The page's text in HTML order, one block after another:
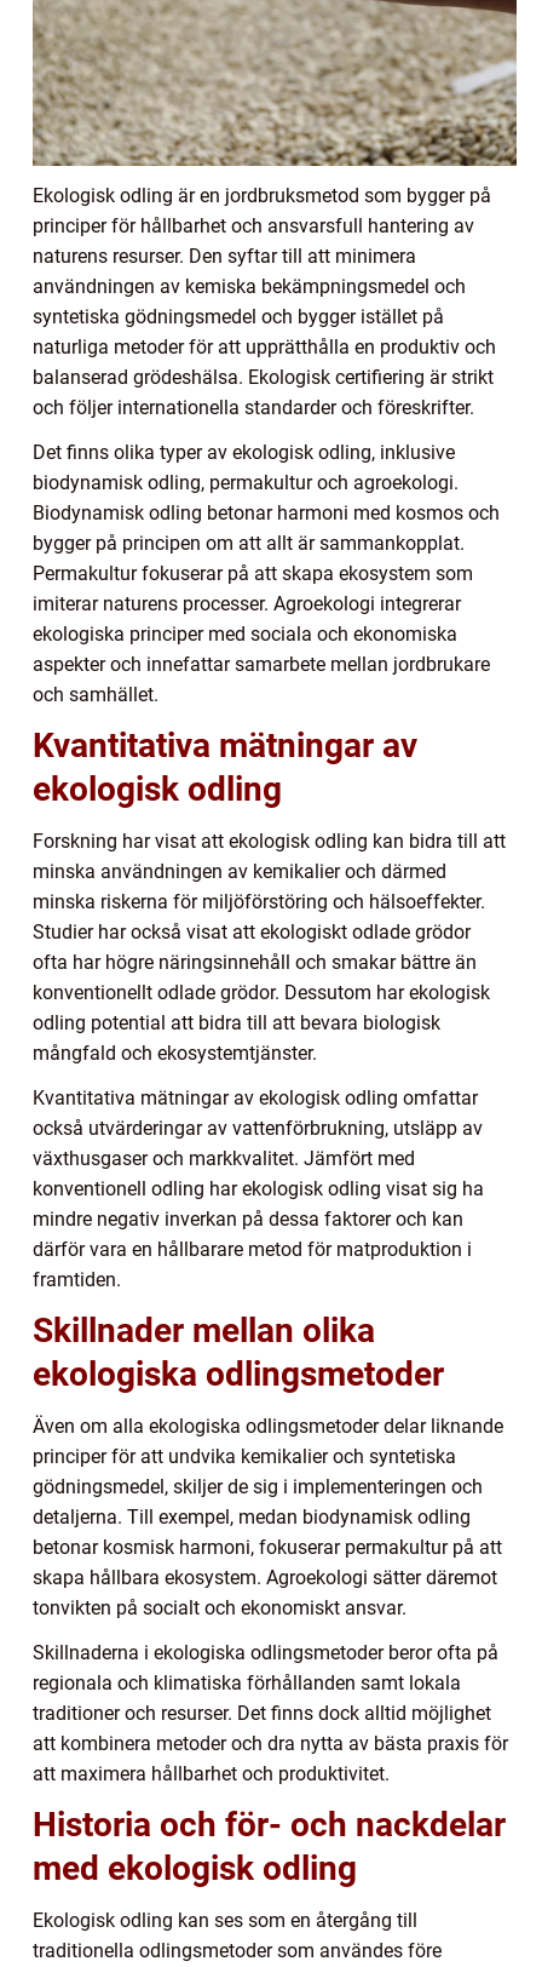
Ekologisk odling är en jordbruksmetod som bygger på
principer för hållbarhet och ansvarsfull hantering av
naturens resurser. Den syftar till att minimera
användningen av kemiska bekämpningsmedel och
syntetiska gödningsmedel och bygger istället på
naturliga metoder för att upprätthålla en produktiv och
balanserad grödeshälsa. Ekologisk certifiering är strikt
och följer internationella standarder och föreskrifter.
Det finns olika typer av ekologisk odling, inklusive
biodynamisk odling, permakultur och agroekologi.
Biodynamisk odling betonar harmoni med kosmos och
bygger på principen om att allt är sammankopplat.
Permakultur fokuserar på att skapa ekosystem som
imiterar naturens processer. Agroekologi integrerar
ekologiska principer med sociala och ekonomiska
aspekter och innefattar samarbete mellan jordbrukare
och samhället.
Kvantitativa mätningar av
ekologisk odling
Forskning har visat att ekologisk odling kan bidra till att
minska användningen av kemikalier och därmed
minska riskerna för miljöförstöring och hälsoeffekter.
Studier har också visat att ekologiskt odlade grödor
ofta har högre näringsinnehåll och smakar bättre än
konventionellt odlade grödor. Dessutom har ekologisk
odling potential att bidra till att bevara biologisk
mångfald och ekosystemtjänster.
Kvantitativa mätningar av ekologisk odling omfattar
också utvärderingar av vattenförbrukning, utsläpp av
växthusgaser och markkvalitet. Jämfört med
konventionell odling har ekologisk odling visat sig ha
mindre negativ inverkan på dessa faktorer och kan
därför vara en hållbarare metod för matproduktion i
framtiden.
Skillnader mellan olika
ekologiska odlingsmetoder
Även om alla ekologiska odlingsmetoder delar liknande
principer för att undvika kemikalier och syntetiska
gödningsmedel, skiljer de sig i implementeringen och
detaljerna. Till exempel, medan biodynamisk odling
betonar kosmisk harmoni, fokuserar permakultur på att
skapa hållbara ekosystem. Agroekologi sätter däremot
tonvikten på socialt och ekonomiskt ansvar.
Skillnaderna i ekologiska odlingsmetoder beror ofta på
regionala och klimatiska förhållanden samt lokala
traditioner och resurser. Det finns dock alltid möjlighet
att kombinera metoder och dra nytta av bästa praxis för
att maximera hållbarhet och produktivitet.
Historia och för- och nackdelar
med ekologisk odling
Ekologisk odling kan ses som en återgång till
traditionella odlingsmetoder som användes före